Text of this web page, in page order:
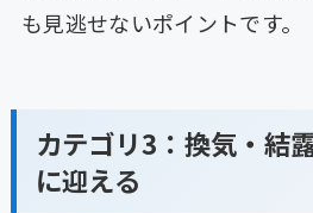
も見逃せないポイントです。
カテゴリ3：換気・結
に迎える